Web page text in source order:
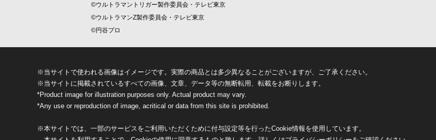
©ウルトラマントリガー製作委員会・テレビ東京
©ウルトラマンZ製作委員会・テレビ東京
©円谷プロ
※当サイトで使われる画像はイメージです。実際の商品とは多少異なることがございますが、ご了承ください。
※当サイトに掲載されているすべての画像、文章、データ等の無断転用、転載をお断りします。
*Product image for illustration purposes only. Actual product may vary.
*Any use or reproduction of image, acritical or data from this site is prohibited.
※本サイトでは、一部のサービスをご利用いただくために付与設定等を行ったCookie情報を使用しています。